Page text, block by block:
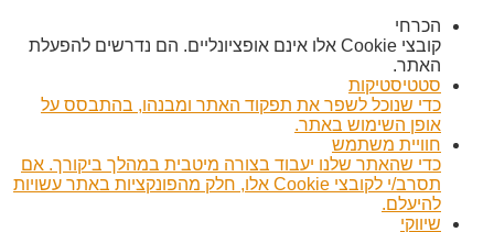
הכרחי
קובצי Cookie אלו אינם אופציונליים. הם נדרשים להפעלת
האתר.
סטטיסטיקות
כדי שנוכל לשפר את תפקוד האתר ומבנהו, בהתבסס על
אופן השימוש באתר.
חוויית משתמש
כדי שהאתר שלנו יעבוד בצורה מיטבית במהלך ביקורך. אם
תסרב/י לקובצי Cookie אלו, חלק מהפונקציות באתר עשויות
להיעלם.
שיווקי